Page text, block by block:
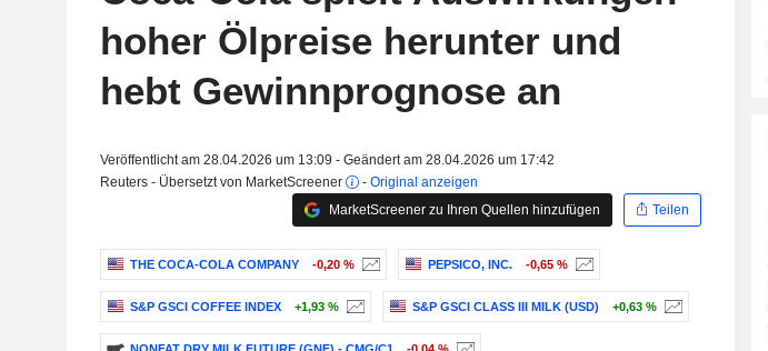
hoher Ölpreise herunter und
hebt Gewinnprognose an
Veröffentlicht am 28.04.2026 um 13:09 - Geändert am 28.04.2026 um 17:42
Reuters - Übersetzt von MarketScreener
- Original anzeigen
MarketScreener zu Ihren Quellen hinzufügen
Teilen
THE COCA-COLA COMPANY -0,20 % PEPSICO, INC. -0,65 %
S&P GSCI COFFEE INDEX +1,93 % S&P GSCI CLASS III MILK (USD) +0,63 %